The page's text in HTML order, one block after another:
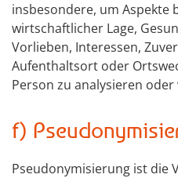
insbesondere, um Aspekte
wirtschaftlicher Lage,
Vorlieben, Interessen,
Aufenthaltsort oder
Person zu analysieren
f)
Pseudonymisierung ist die